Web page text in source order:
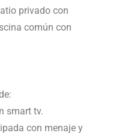
privado con
común con
smart tv.
con menaje y